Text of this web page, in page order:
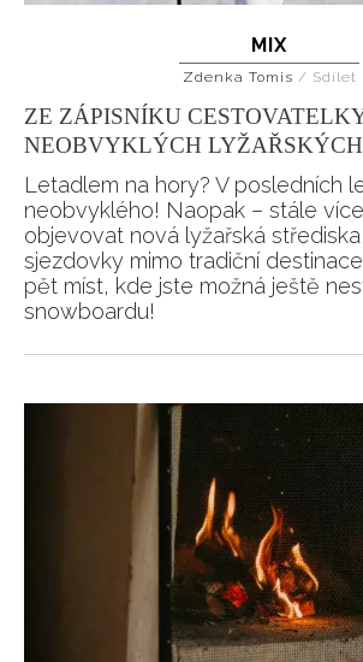
MIX
Zdenka Tomis / Sdílet
ZE ZÁPISNÍKU
NEOBVYKLÝCH
Letadlem na hory? V posledních
neobvyklého! Naopak – stále
objevovat nová lyžařská
sjezdovky mimo tradiční
pět míst, kde jste možná ještě
snowboardu!